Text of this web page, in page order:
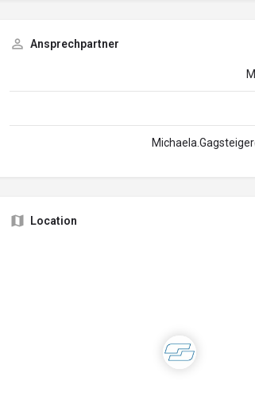
Ansprechpartner
Location